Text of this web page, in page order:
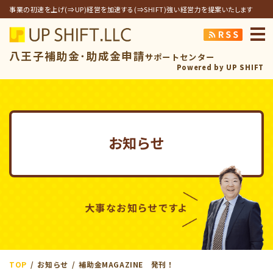
事業の初速を上げ(⇒UP)経営を加速する(⇒SHIFT)強い経営力を提案いたします
アップシフト合
八王子補助金･助成金申請サポートセンター
Powered by UP SHIFT
お知らせ
TOP お知らせ 補助金MAGAZINE 発刊！